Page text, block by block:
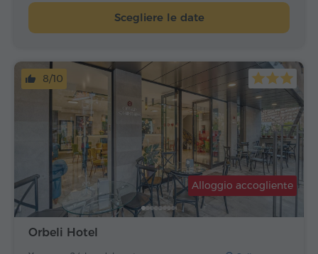
Scegliere le date
Orbeli Hotel
Alloggio accogliente
8/10